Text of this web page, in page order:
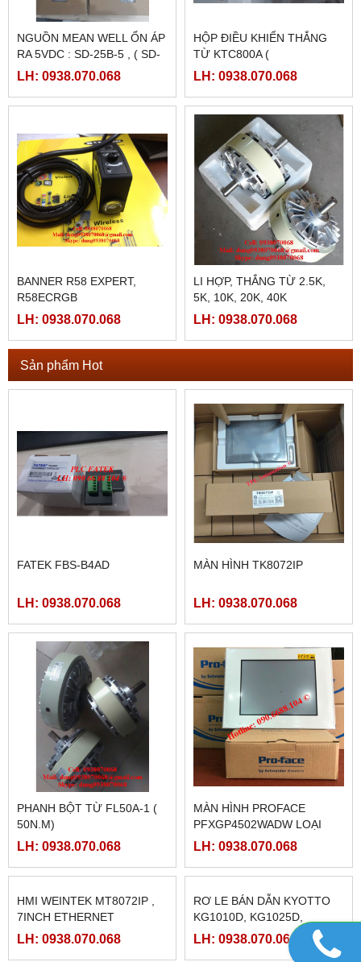
NGUỒN MEAN WELL ỔN ÁP
RA 5VDC : SD-25B-5 , ( SD-
25B-12, SD-25B-24)
LH: 0938.070.068
HỘP ĐIỀU KHIỂN THẮNG
TỪ KTC800A (
24VDC/4AMPE)
LH: 0938.070.068
BANNER R58 EXPERT,
R58ECRGB
LH: 0938.070.068
LI HỢP, THẮNG TỪ 2.5K,
5K, 10K, 20K, 40K
LH: 0938.070.068
Sản phẩm Hot
FATEK FBS-B4AD
LH: 0938.070.068
MÀN HÌNH TK8072IP
LH: 0938.070.068
PHANH BỘT TỪ FL50A-1 (
50N.M)
LH: 0938.070.068
MÀN HÌNH PROFACE
PFXGP4502WADW LOẠI
10INCH
LH: 0938.070.068